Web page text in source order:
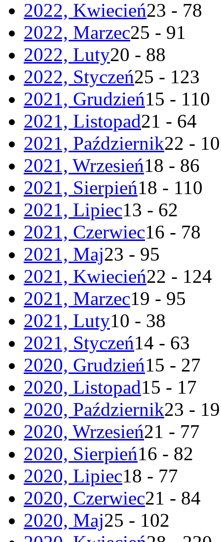
2022, Kwiecień23 - 78
2022, Marzec25 - 91
2022, Luty20 - 88
2022, Styczeń25 - 123
2021, Grudzień15 - 110
2021, Listopad21 - 64
2021, Październik22 -
2021, Wrzesień18 - 86
2021, Sierpień18 - 110
2021, Lipiec13 - 62
2021, Czerwiec16 - 78
2021, Maj23 - 95
2021, Kwiecień22 - 124
2021, Marzec19 - 95
2021, Luty10 - 38
2021, Styczeń14 - 63
2020, Grudzień15 - 27
2020, Listopad15 - 17
2020, Październik23 - 19
2020, Wrzesień21 - 77
2020, Sierpień16 - 82
2020, Lipiec18 - 77
2020, Czerwiec21 - 84
2020, Maj25 - 102